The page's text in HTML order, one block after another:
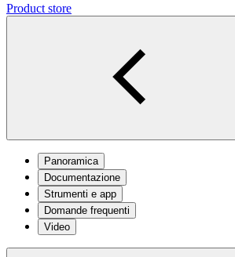
Product store
Panoramica
Documentazione
Strumenti e app
Domande frequenti
Video